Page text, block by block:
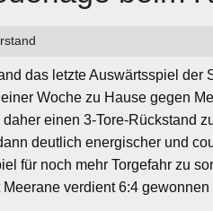
das letzte Auswärtsspiel
Woche zu Hause gegen
einen 3-Tore-Rückstand
deutlich energischer und
für noch mehr Torgefahr zu
verdient 6:4